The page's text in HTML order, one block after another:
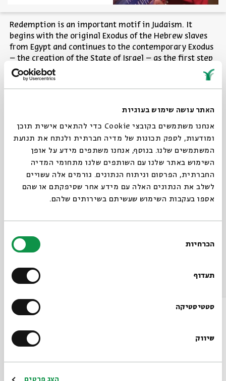
האתר עושה שימוש בעוגיות
אנחנו משתמשים בקובצי Cookie כדי להתאים אישית תוכן
ומודעות, לספק תכונות של מדיה חברתית ולנתח את תנועת
המשתמשים שלנו. בנוסף, אנחנו משתפים מידע על אופן
השימוש באתר שלנו עם השותפים שלנו מתחומי המדיה
החברתית, הפרסום וניתוח הנתונים. גורמים אלה עשויים
לשלב את הנתונים האלה עם מידע אחר שסיפקתם או שהם
אספו בעקבות השימוש שעשיתם בשירותים שלהם.
הסכמה
הכרחיות
תעדוף
סטטיסטיקה
שיווק
הצג פרטים
Redemption is an important motif in Judaism. It
begins with the original Exodus of the Hebrew slaves
from Egypt and continues to the contemporary Exodus
– the creation of the State of Israel – as the first step
of the Divine promise to liberate all of humanity.
of Life: A Narrative Theology of Judaism”, we will
explore the liberation from slavery as partial
fulfillment of the ultimate goal of the Jewish covenant
with God – the victory over all the enemies of life:
poverty, hunger, oppression, war and sickness, with the
seder pesach